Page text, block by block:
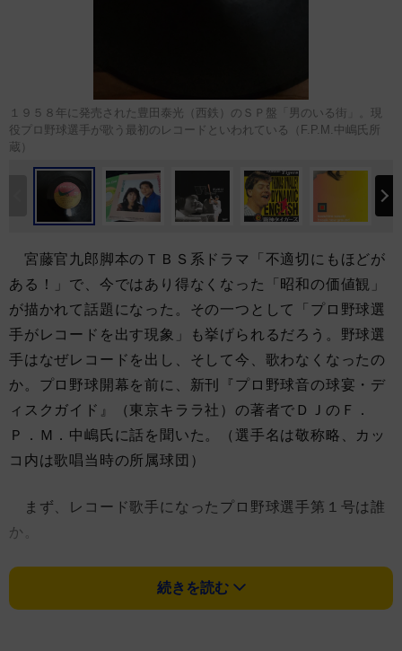
１９５８年に発売された豊田泰光（西鉄）のＳＰ盤「男のいる街」。現
役プロ野球選手が歌う最初のレコードといわれている（F.P.M.中嶋氏所
蔵）
宮藤官九郎脚本のＴＢＳ系ドラマ「不適切にもほどが
ある！」で、今ではあり得なくなった「昭和の価値観」
が描かれて話題になった。その一つとして「プロ野球選
手がレコードを出す現象」も挙げられるだろう。野球選
手はなぜレコードを出し、そして今、歌わなくなったの
か。プロ野球開幕を前に、新刊『プロ野球音の球宴・デ
ィスクガイド』（東京キララ社）の著者でＤＪのＦ．
Ｐ．Ｍ．中嶋氏に話を聞いた。（選手名は敬称略、カッ
コ内は歌唱当時の所属球団）
まず、レコード歌手になったプロ野球選手第１号は誰
か。
中嶋氏は「１９５８年にＳＰ盤でリリースされた豊田
泰光（西鉄）が最初だと思われます。それ以前に、関根
続きを読む